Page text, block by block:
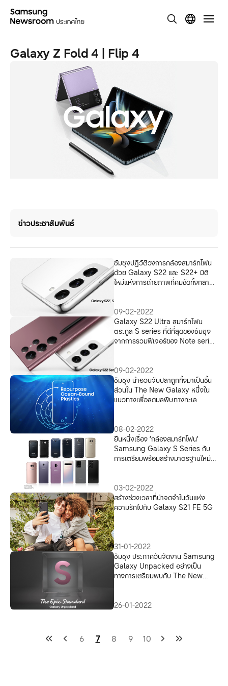
Galaxy Z Fold 4 | Flip 4
ข่าวประชาสัมพันธ์
ซัมซุงปฏิวัติวงการกล้องสมาร์ทโฟน
ด้วย Galaxy S22 และ S22+ มิติ
ใหม่แห่งการถ่ายภาพที่คมชัดทั้งกลาง
09-02-2022
Galaxy S22 Ultra สมาร์ทโฟน
ตระกูล S series ที่ดีที่สุดของซัมซุง
จากการรวมฟีเจอร์ของ Note series
09-02-2022
ซัมซุง นำอวนจับปลาถูกทิ้งมาเป็นชิ้น
ส่วนใน The New Galaxy หนึ่งใน
แนวทางเพื่อลดมลพิษทางทะเล
08-02-2022
ยืนหนึ่งเรื่อง ‘กล้องสมาร์ทโฟน’
Samsung Galaxy S Series กับ
การเตรียมพร้อมสร้างมาตรฐานใหม่ ที่
03-02-2022
สร้างช่วงเวลาที่น่าจดจำในวันแห่ง
ความรักไปกับ Galaxy S21 FE 5G
31-01-2022
ซัมซุง ประกาศวันจัดงาน Samsung
Galaxy Unpacked อย่างเป็น
ทางการเตรียมพบกับ The New
26-01-2022
6 7 8 9 10